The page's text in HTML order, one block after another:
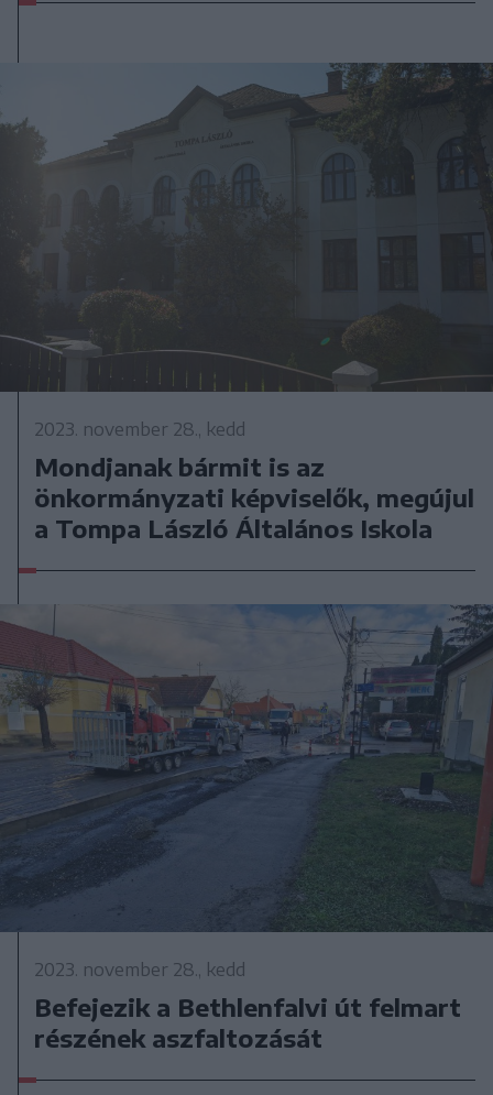
2023. november 28., kedd
Mondjanak bármit is az
önkormányzati képviselők, megújul
a Tompa László Általános Iskola
2023. november 28., kedd
Befejezik a Bethlenfalvi út felmart
részének aszfaltozását